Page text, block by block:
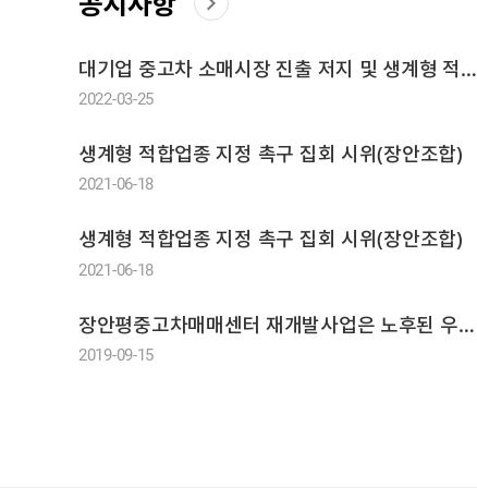
대기업 중고차 소매시장 진출 저지 및 생계형 적합업종 미지정 규탄 집회 시위
2022-03-25
생계형 적합업종 지정 촉구 집회 시위(장안조합)
2021-06-18
생계형 적합업종 지정 촉구 집회 시위(장안조합)
2021-06-18
장안평중고차매매센터 재개발사업은 노후된 우리 사업장을 4차산업혁명에 맞추어 빠르게 진행이 되어야합니다.
2019-09-15